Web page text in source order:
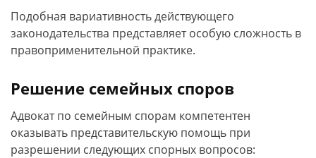
Подобная вариативность действующего
законодательства представляет особую сложность в
правоприменительной практике.
Решение семейных споров
Адвокат по семейным спорам компетентен
оказывать представительскую помощь при
разрешении следующих спорных вопросов: